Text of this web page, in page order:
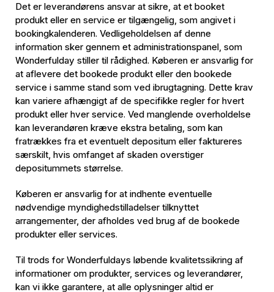
Det er leverandørens ansvar at sikre, at et booket
produkt eller en service er tilgængelig, som angivet i
bookingkalenderen. Vedligeholdelsen af denne
information sker gennem et administrationspanel, som
Wonderfulday stiller til rådighed. Køberen er ansvarlig for
at aflevere det bookede produkt eller den bookede
service i samme stand som ved ibrugtagning. Dette krav
kan variere afhængigt af de specifikke regler for hvert
produkt eller hver service. Ved manglende overholdelse
kan leverandøren kræve ekstra betaling, som kan
fratrækkes fra et eventuelt depositum eller faktureres
særskilt, hvis omfanget af skaden overstiger
depositummets størrelse.
Køberen er ansvarlig for at indhente eventuelle
nødvendige myndighedstilladelser tilknyttet
arrangementer, der afholdes ved brug af de bookede
produkter eller services.
Til trods for Wonderfuldays løbende kvalitetssikring af
informationer om produkter, services og leverandører,
kan vi ikke garantere, at alle oplysninger altid er